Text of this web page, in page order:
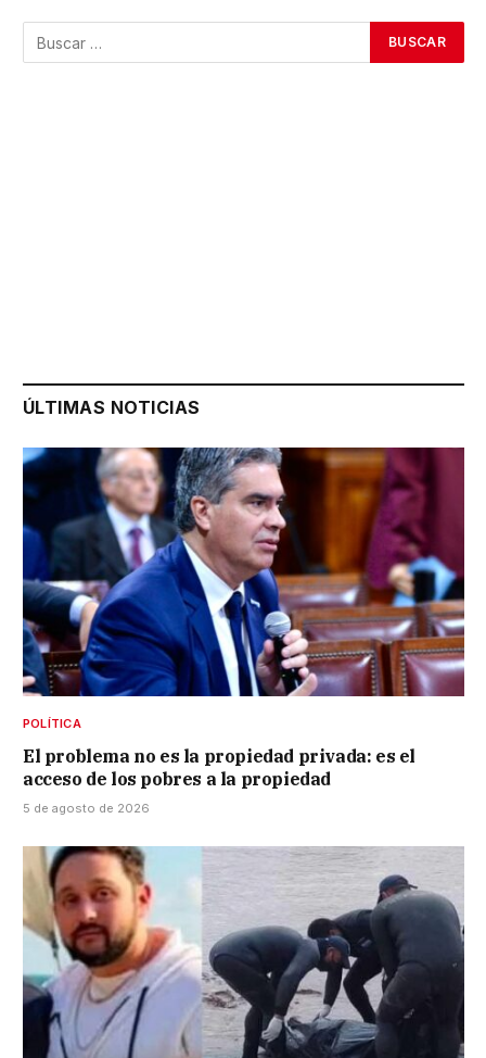
ÚLTIMAS NOTICIAS
POLÍTICA
El problema no es la propiedad privada: es el
acceso de los pobres a la propiedad
5 de agosto de 2026